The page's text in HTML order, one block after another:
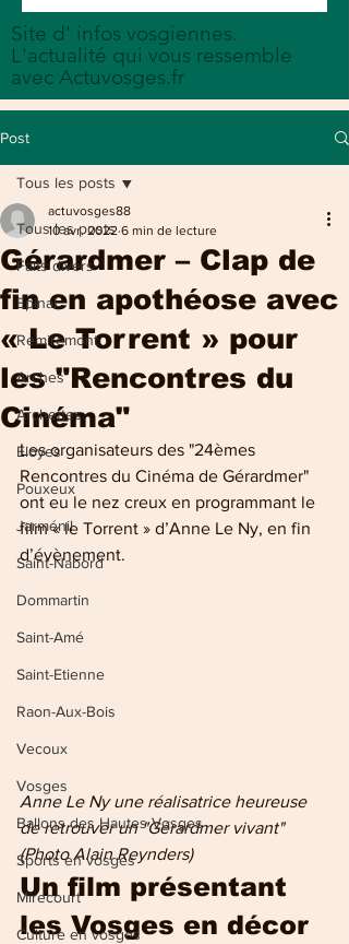
Site d' infos vosgiennes.
L'actualité qui vous ressemble
avec Actuvosges.fr
Post
Tous les posts
Faits divers
Epinal
Remiremont
Arches
Archettes
Eloyes
Pouxeux
Jarménil
Saint-Nabord
Dommartin
Saint-Amé
Saint-Etienne
Raon-Aux-Bois
Vecoux
Vosges
Ballons des Hautes Vosges
Sports en vosges
Mirecourt
Culture en vosges
Tous les posts
Gérardmer – Clap de
fin en apothéose avec
« Le Torrent » pour
les "Rencontres du
Cinéma"
actuvosges88
10 avr. 2022 6 min de lecture
Les organisateurs des "24èmes
Rencontres du Cinéma de Gérardmer"
ont eu le nez creux en programmant le
film « le Torrent » d’Anne Le Ny, en fin
d’évènement.
Anne Le Ny une réalisatrice heureuse
de retrouver un "Gérardmer vivant"
(Photo Alain Reynders)
Un film présentant
les Vosges en décor